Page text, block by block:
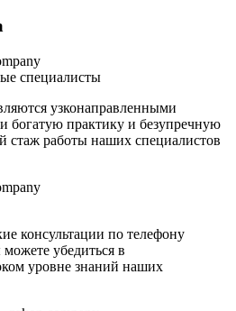
специалисты
узконаправленными
практику и безупречную
работы наших специалистов
консультации по телефону
убедиться в
уровне знаний наших